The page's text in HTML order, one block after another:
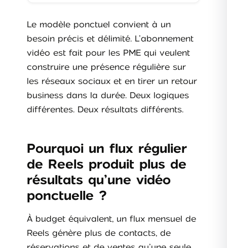
Le modèle ponctuel convient à un
besoin précis et délimité. L’abonnement
vidéo est fait pour les PME qui veulent
construire une présence régulière sur
les réseaux sociaux et en tirer un retour
business dans la durée. Deux logiques
différentes. Deux résultats différents.
Pourquoi un flux régulier
de Reels produit plus de
résultats qu’une vidéo
ponctuelle ?
À budget équivalent, un flux mensuel de
Reels génère plus de contacts, de